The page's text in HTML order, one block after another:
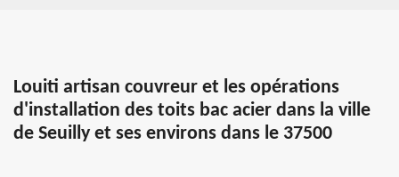
Louiti artisan couvreur et les opérations
d'installation des toits bac acier dans la ville
de Seuilly et ses environs dans le 37500